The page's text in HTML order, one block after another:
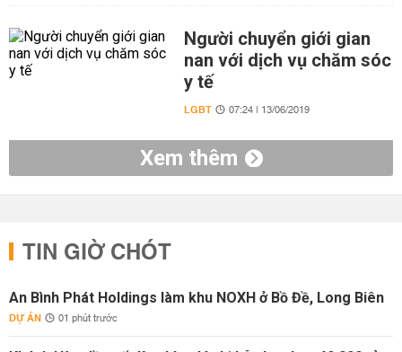
Người chuyển giới gian
nan với dịch vụ chăm sóc
y tế
LGBT 07:24 | 13/06/2019
Xem thêm
TIN GIỜ CHÓT
An Bình Phát Holdings làm khu NOXH ở Bồ Đề, Long Biên
DỰ ÁN 01 phút trước